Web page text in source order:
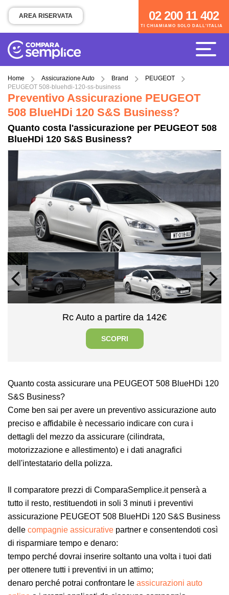
TI CHIAMIAMO SOLO DALL'ITALIA
02 200 11 402
AREA RISERVATA
Home Assicurazione Auto Brand
PEUGEOT
PEUGEOT 508-bluehdi-120-ss-business
Preventivo Assicurazione PEUGEOT
508 BlueHDi 120 S&S Business?
Quanto costa l'assicurazione per PEUGEOT 508
BlueHDi 120 S&S Business?
Rc Auto a partire da 142€
SCOPRI
Quanto costa assicurare una PEUGEOT 508 BlueHDi 120
S&S Business?
Come ben sai per avere un preventivo assicurazione auto
preciso e affidabile è necessario indicare con cura i
dettagli del mezzo da assicurare (cilindrata,
motorizzazione e allestimento) e i dati anagrafici
dell'intestatario della polizza.
Il comparatore prezzi di ComparaSemplice.it penserà a
tutto il resto, restituendoti in soli 3 minuti i preventivi
assicurazione PEUGEOT 508 BlueHDi 120 S&S Business
delle compagnie assicurative partner e consentendoti così
di risparmiare tempo e denaro:
tempo perché dovrai inserire soltanto una volta i tuoi dati
per ottenere tutti i preventivi in un attimo;
denaro perché potrai confrontare le assicurazioni auto
02 200 11 402